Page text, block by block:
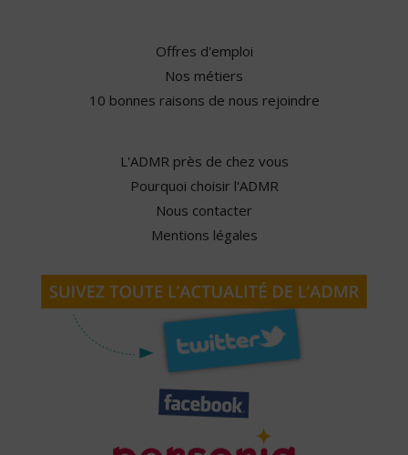
Offres d'emploi
Nos métiers
10 bonnes raisons de nous rejoindre
L'ADMR près de chez vous
Pourquoi choisir l'ADMR
Nous contacter
Mentions légales